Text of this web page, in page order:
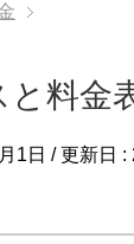
と料金
1日 / 更新日 :